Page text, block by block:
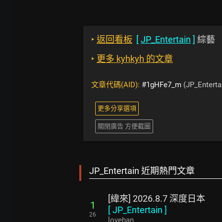
‣ 返回看板 [JP_Entertain ] 綜藝
‣ 更多 kyhkyh 的文章
文章代碼(AID): #1gHFe7_m
更多分享選項
關閉廣告 方便截圖
JP_Entertain 近期熱門文章
1
26
[緯來] 2026.8.7 深度日本
[JP_Entertain ]
lovehan